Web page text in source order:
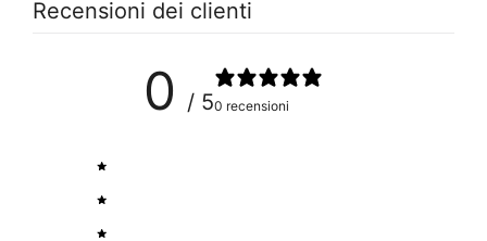
Recensioni dei clienti
0 / 50 recensioni